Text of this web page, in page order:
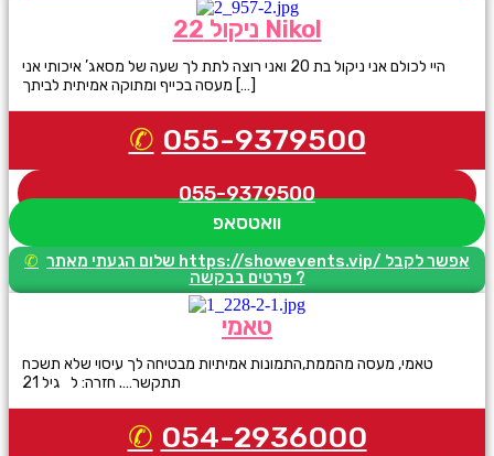
ניקול 22 Nikol
היי לכולם אני ניקול בת 20 ואני רוצה לתת לך שעה של מסאג’ איכותי אני
מעסה בכייף ומתוקה אמיתית לביתך […]
055-9379500
055-9379500
וואטסאפ
שלום הגעתי מאתר https://showevents.vip/ אפשר לקבל
פרטים בבקשה ?
טאמי
טאמי, מעסה מהממת,התמונות אמיתיות מבטיחה לך עיסוי שלא תשכח
054-2936000